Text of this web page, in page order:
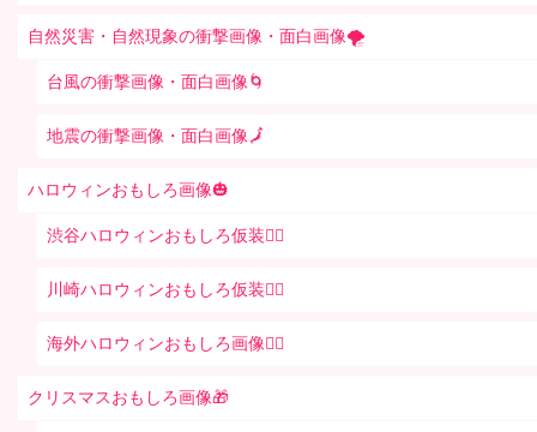
自然災害・自然現象の衝撃画像・面白画像🌪
台風の衝撃画像・面白画像🌀
地震の衝撃画像・面白画像🗾
ハロウィンおもしろ画像🎃
渋谷ハロウィンおもしろ仮装👯‍♂️
川崎ハロウィンおもしろ仮装🧞‍♀️
海外ハロウィンおもしろ画像🧛‍♂️
クリスマスおもしろ画像🎁